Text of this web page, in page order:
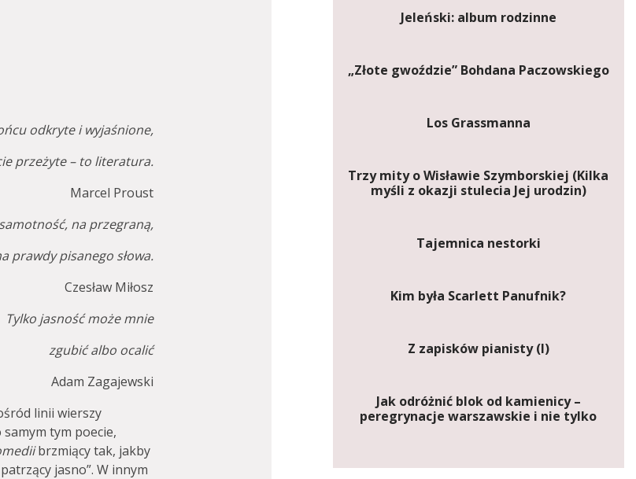
odkryte i wyjaśnione,
przeżyte – to literatura.
Marcel Proust
na przegraną,
prawdy pisanego słowa.
Czesław Miłosz
Tylko jasność może mnie
zgubić albo ocalić
Adam Zagajewski
linii wierszy
tym poecie,
brzmiący tak, jakby
jasno”. W innym
Jeleński: album rodzinne
„Złote gwoździe” Bohdana Paczowskiego
Los Grassmanna
Trzy mity o Wisławie Szymborskiej (Kilka
myśli z okazji stulecia Jej urodzin)
Tajemnica nestorki
Kim była Scarlett Panufnik?
Z zapisków pianisty (I)
Jak odróżnić blok od kamienicy –
peregrynacje warszawskie i nie tylko